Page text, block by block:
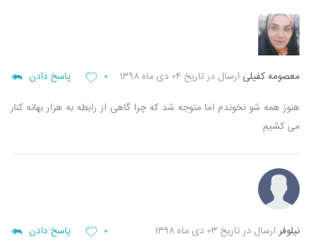
معصومه کفیلی ارسال در تاریخ ۰۴ دی ماه ۱۳۹۸ ۰ پاسخ دادن
هنوز همه شو نخوندم اما متوجه شد که چرا گاهی از رابطه به هزار بهانه کنار
می کشیم
نیلوفر ارسال در تاریخ ۰۳ دی ماه ۱۳۹۸ ۰ پاسخ دادن